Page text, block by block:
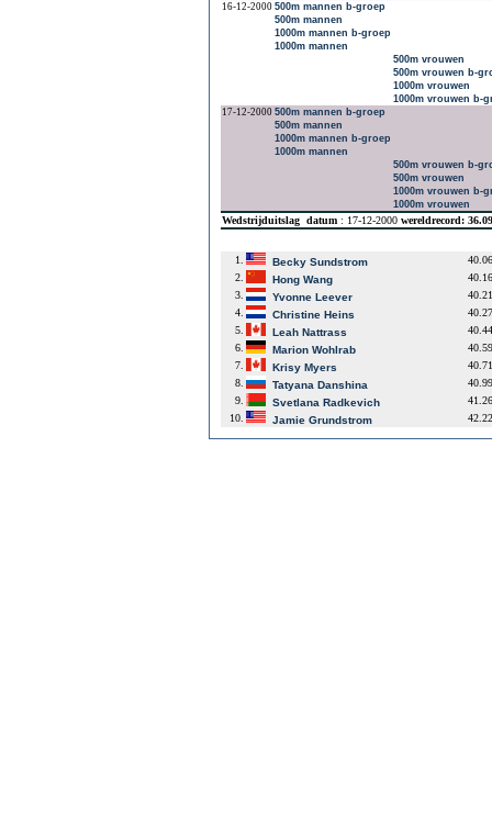
16-12-2000 500m mannen b-groep
500m mannen
1000m mannen b-groep
1000m mannen
500m vrouwen
500m vrouwen b-
1000m vrouwen
1000m vrouwen b-
17-12-2000 500m mannen b-groep
500m mannen
1000m mannen b-groep
1000m mannen
500m vrouwen b-
500m vrouwen
1000m vrouwen b-
1000m vrouwen
Wedstrijduitslag datum : 17-12-2000 wereldrecord:
1. Becky Sundstrom
40.06
2.
Hong Wang
40.16
3.
Yvonne Leever
40.21
4.
Christine Heins
40.27
5.
Leah Nattrass
40.44
6.
Marion Wohlrab
40.59
7.
Krisy Myers
40.71
8.
Tatyana Danshina
40.99
9.
Svetlana Radkevich
41.26
10.
Jamie Grundstrom 42.22